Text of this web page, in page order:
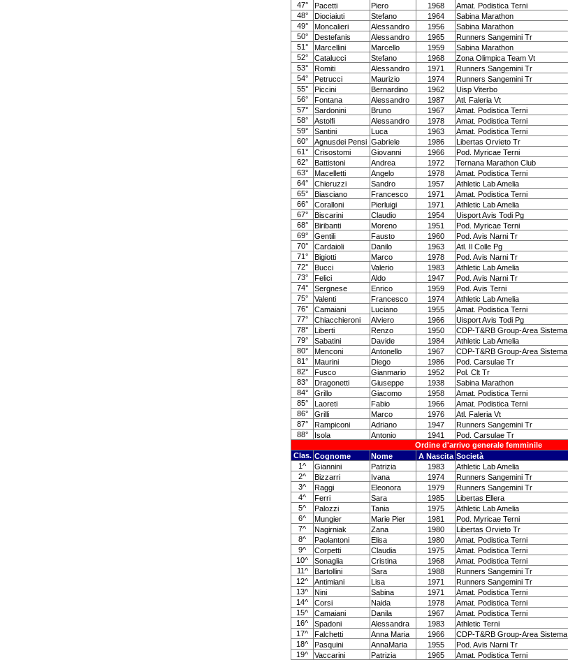
47°
Pacetti Piero 1968 Amat. Podistica Terni
48°
Diociaiuti Stefano 1964 Sabina Marathon
49°
Moncalieri Alessandro 1956 Sabina Marathon
50°
Destefanis Alessandro 1965 Runners Sangemini Tr
51°
Marcellini Marcello 1959 Sabina Marathon
52°
Catalucci Stefano 1968 Zona Olimpica Team Vt
53°
Romiti Alessandro 1971 Runners Sangemini Tr
54°
Petrucci Maurizio 1974 Runners Sangemini Tr
55°
Piccini Bernardino 1962 Uisp Viterbo
56°
Fontana Alessandro 1987 Atl. Faleria Vt
57°
Sardonini Bruno 1967 Amat. Podistica Terni
58°
Astolfi Alessandro 1978 Amat. Podistica Terni
59°
Santini Luca 1963 Amat. Podistica Terni
60°
Agnusdei Pensi Gabriele 1986 Libertas Orvieto Tr
61°
Crisostomi Giovanni 1966 Pod. Myricae Terni
62°
Battistoni Andrea 1972 Ternana Marathon Club
63°
Macelletti Angelo 1978 Amat. Podistica Terni
64°
Chieruzzi Sandro 1957 Athletic Lab Amelia
65°
Biasciano Francesco 1971 Amat. Podistica Terni
66°
Coralloni Pierluigi 1971 Athletic Lab Amelia
67°
Biscarini Claudio 1954 Uisport Avis Todi Pg
68°
Biribanti Moreno 1951 Pod. Myricae Terni
69°
Gentili Fausto 1960 Pod. Avis Narni Tr
70°
Cardaioli Danilo 1963 Atl. Il Colle Pg
71°
Bigiotti Marco 1978 Pod. Avis Narni Tr
72°
Bucci Valerio 1983 Athletic Lab Amelia
73°
Felici Aldo 1947 Pod. Avis Narni Tr
74°
Sergnese Enrico 1959 Pod. Avis Terni
75°
Valenti Francesco 1974 Athletic Lab Amelia
76°
Camaiani Luciano 1955 Amat. Podistica Terni
77°
Chiacchieroni Alviero 1966 Uisport Avis Todi Pg
78°
Liberti Renzo 1950 CDP-T&RB Group-Area Sistema
79°
Sabatini Davide 1984 Athletic Lab Amelia
80°
Menconi Antonello 1967 CDP-T&RB Group-Area Sistema
81°
Maurini Diego 1986 Pod. Carsulae Tr
82°
Fusco Gianmario 1952 Pol. Clt Tr
83°
Dragonetti Giuseppe 1938 Sabina Marathon
84°
Grillo Giacomo 1958 Amat. Podistica Terni
85°
Laoreti Fabio 1966 Amat. Podistica Terni
86°
Grilli Marco 1976 Atl. Faleria Vt
87°
Rampiconi Adriano 1947 Runners Sangemini Tr
88°
Isola Antonio 1941 Pod. Carsulae Tr
Ordine d'arrivo generale femminile
Clas. Cognome Nome A Nascita Società
1^
Giannini Patrizia 1983 Athletic Lab Amelia
2^
Bizzarri Ivana 1974 Runners Sangemini Tr
3^
Raggi Eleonora 1979 Runners Sangemini Tr
4^
Ferri Sara 1985 Libertas Ellera
5^
Palozzi Tania 1975 Athletic Lab Amelia
6^
Mungier Marie Pier 1981 Pod. Myricae Terni
7^
Nagirniak Zana 1980 Libertas Orvieto Tr
8^
Paolantoni Elisa 1980 Amat. Podistica Terni
9^
Corpetti Claudia 1975 Amat. Podistica Terni
10^
Sonaglia Cristina 1968 Amat. Podistica Terni
11^
Bartollini Sara 1988 Runners Sangemini Tr
12^
Antimiani Lisa 1971 Runners Sangemini Tr
13^
Nini Sabina 1971 Amat. Podistica Terni
14^
Corsi Naida 1978 Amat. Podistica Terni
15^
Camaiani Danila 1967 Amat. Podistica Terni
16^
Spadoni Alessandra 1983 Athletic Terni
17^
Falchetti Anna Maria 1966 CDP-T&RB Group-Area Sistema
18^
Pasquini AnnaMaria 1955 Pod. Avis Narni Tr
19^
Vaccarini Patrizia 1965 Amat. Podistica Terni